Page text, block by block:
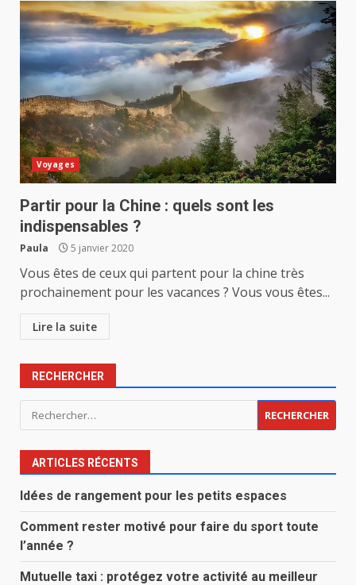
Voyages
Partir pour la Chine : quels sont les
indispensables ?
Paula 5 janvier 2020
Vous êtes de ceux qui partent pour la chine très
prochainement pour les vacances ? Vous vous êtes...
Lire la suite
RECHERCHER
Rechercher :
ARTICLES RÉCENTS
Idées de rangement pour les petits espaces
Comment rester motivé pour faire du sport toute
l’année ?
Mutuelle taxi : protégez votre activité au meilleur